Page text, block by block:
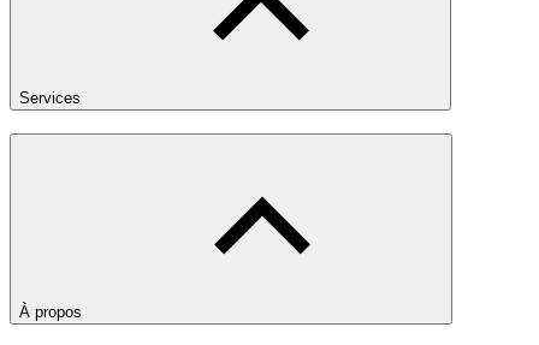
Services
À propos